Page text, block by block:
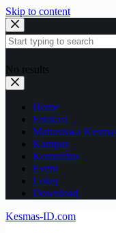
Skip to content
No results
Home
Edukasi
Mahasiswa
Kampus
Komunitas
Event
Loker
Download
Kesmas-ID.com